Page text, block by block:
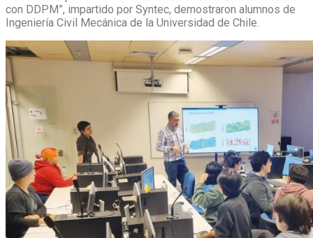
con DDPM”, impartido por Syntec, demostraron alumnos de
Ingeniería Civil Mecánica de la Universidad de Chile.